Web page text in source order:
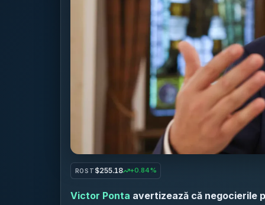
ROST $255.18 +0.84%
Victor Ponta avertizează că negocierile